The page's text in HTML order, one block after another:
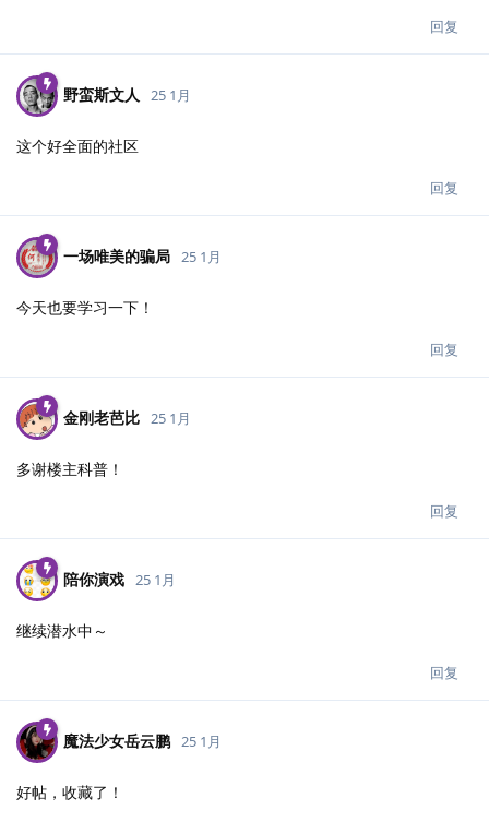
回复
野蛮斯文人 25 1月
这个好全面的社区
回复
一场唯美的骗局 25 1月
今天也要学习一下！
回复
金刚老芭比 25 1月
多谢楼主科普！
回复
陪你演戏 25 1月
继续潜水中～
回复
魔法少女岳云鹏 25 1月
好帖，收藏了！